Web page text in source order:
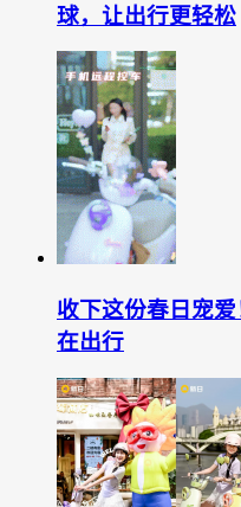
球，让出行更轻松
收下这份春日宠爱
在出行